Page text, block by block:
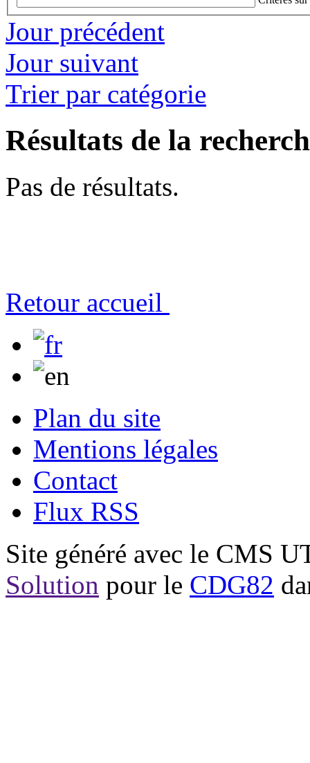
Jour précédent
Jour suivant
Trier par catégorie
Résultats de la
Pas de résultats.
Retour accueil
Plan du site
Mentions légales
Contact
Flux RSS
Site généré avec le CMS
Solution pour le CDG82